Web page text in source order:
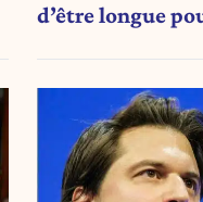
d’être longue